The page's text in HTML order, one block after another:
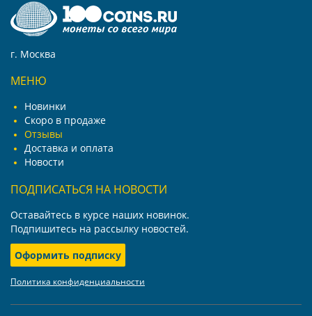
г. Москва
МЕНЮ
Новинки
Скоро в продаже
Отзывы
Доставка и оплата
Новости
ПОДПИСАТЬСЯ НА НОВОСТИ
Оставайтесь в курсе наших новинок.
Подпишитесь на рассылку новостей.
Оформить подписку
Политика конфиденциальности